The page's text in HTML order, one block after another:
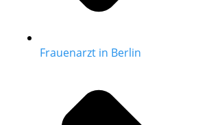
Frauenarzt in Berlin